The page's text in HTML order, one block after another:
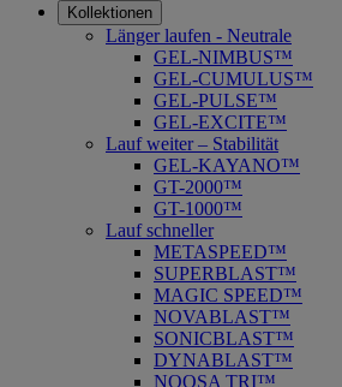
Kollektionen
Länger laufen - Neutrale
GEL-NIMBUS™
GEL-CUMULUS™
GEL-PULSE™
GEL-EXCITE™
Lauf weiter – Stabilität
GEL-KAYANO™
GT-2000™
GT-1000™
Lauf schneller
METASPEED™
SUPERBLAST™
MAGIC SPEED™
NOVABLAST™
SONICBLAST™
DYNABLAST™
NOOSA TRI™